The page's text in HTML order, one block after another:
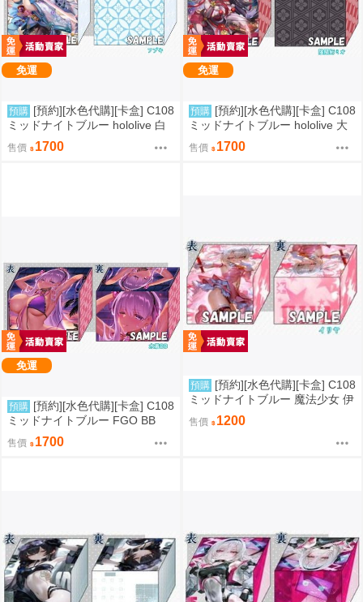
免運
預購 [預約][水色代購][卡盒] C108
ミッドナイトブルー hololive 白
上フブキ
售價 1700
免運
預購 [預約][水色代購][卡盒] C108
ミッドナイトブルー hololive 大
神ミオ
售價 1700
免運
預購 [預約][水色代購][卡盒] C108
ミッドナイトブルー FGO BB
售價 1700
預購 [預約][水色代購][卡盒] C108
ミッドナイトブルー 魔法少女 伊
莉雅
售價 1200